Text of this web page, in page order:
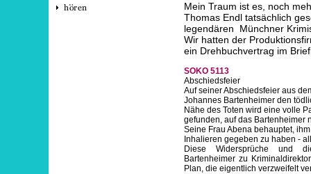
Mein Traum ist es, noch
Thomas Endl tatsächlich
legendären Münchner
Wir hatten der
ein Drehbuchvertrag im
SOKO 5113
Abschiedsfeier
Auf seiner Abschiedsfeier aus
Johannes Bartenheimer den
Nähe des Toten wird eine volle
gefunden, auf das Bartenheimer
Seine Frau Abena behauptet,
Inhalieren gegeben zu haben -
Diese Widersprüche und
Bartenheimer zu
Plan, die eigentlich verzweifelt